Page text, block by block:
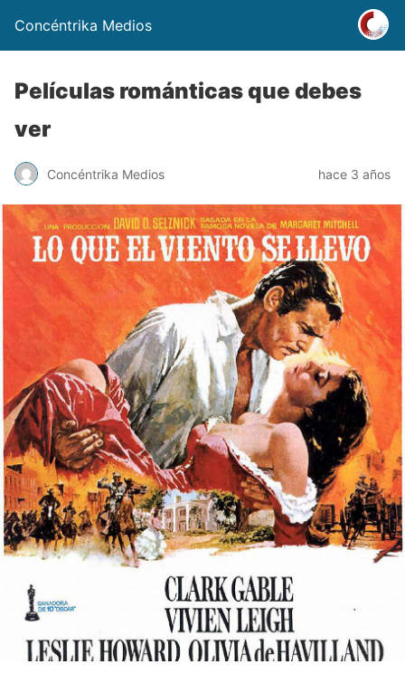
Concéntrika Medios
Películas románticas que debes
ver
Concéntrika Medios hace 3 años